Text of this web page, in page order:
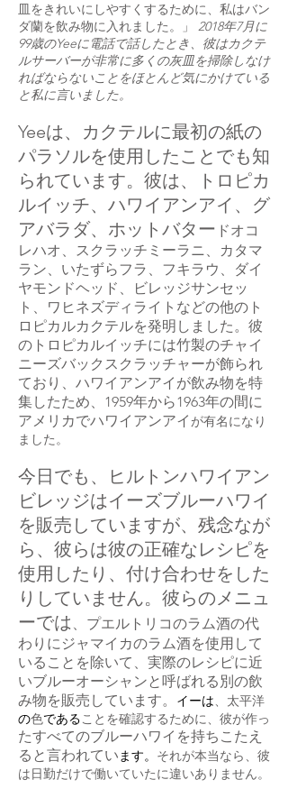
皿をきれいにしやすくするために、私はバン
ダ蘭を飲み物に入れました。」 2018年7月に
99歳のYeeに電話で話したとき、彼はカクテ
ルサーバーが非常に多くの灰皿を掃除しなけ
ればならないことをほとんど気にかけている
と私に言いました。
Yeeは、カクテルに最初の紙の
パラソルを使用したことでも知
られています。彼は、トロピカ
ルイッチ、ハワイアンアイ、グ
アバラダ、ホットバター ドオコ
レハオ、スクラッチミーラニ、カタマ
ラン、いたずらフラ、フキラウ、ダイ
ヤモンドヘッド、ビレッジサンセッ
ト、ワヒネズディライトなどの他のト
ロピカルカクテルを発明しました。彼
のトロピカルイッチには竹製のチャイ
ニーズバックスクラッチャーが飾られ
ており、ハワイアンアイが飲み物を特
集したため、1959年から1963年の間に
アメリカでハワイアンアイ が有名になり
ました。
今日でも、ヒルトンハワイアン
ビレッジはイーズブルーハワイ
を販売していますが、残念なが
ら、彼らは彼の正確なレシピを
使用したり、付け合わせをした
りしていません。彼らのメニュ
ーでは 、プエルトリコのラム酒の代
わりにジャマイカのラム酒を使用して
いることを除いて、実際のレシピに近
いブルーオーシャンと呼ばれる別の飲
み物を販売しています。 イーは、太平洋
の色であることを確認するために、彼が作っ
たすべてのブルーハワイを持ちこたえ
ると言われています。 それが本当なら、彼
は日勤だけで働いていたに違いありません。